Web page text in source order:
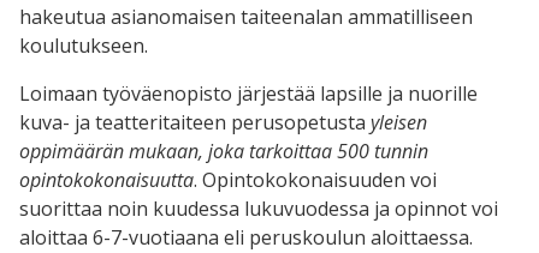
hakeutua asianomaisen taiteenalan ammatilliseen
koulutukseen.
Loimaan työväenopisto järjestää lapsille ja nuorille
kuva- ja teatteritaiteen perusopetusta yleisen
oppimäärän mukaan, joka tarkoittaa 500 tunnin
opintokokonaisuutta. Opintokokonaisuuden voi
suorittaa noin kuudessa lukuvuodessa ja opinnot voi
aloittaa 6-7-vuotiaana eli peruskoulun aloittaessa.